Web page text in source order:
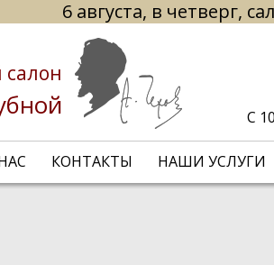
6 августа, в четверг,
КОНТАКТЫ НАШИ УСЛУГИ
С